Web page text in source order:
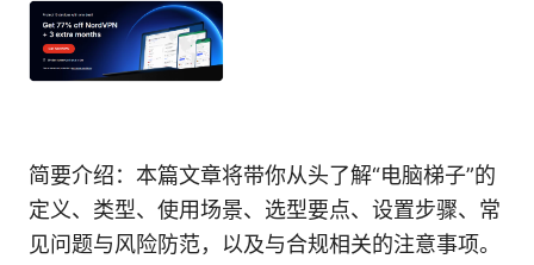
简要介绍：本篇文章将带你从头了解“电脑梯子”的
定义、类型、使用场景、选型要点、设置步骤、常
见问题与风险防范，以及与合规相关的注意事项。